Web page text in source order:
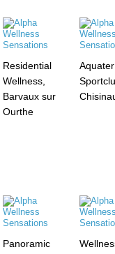
Residential
Wellness,
Barvaux sur
Ourthe
Panoramic